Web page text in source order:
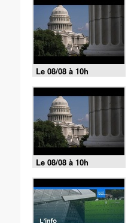
Le 08/08 à 10h
Le 08/08 à 10h